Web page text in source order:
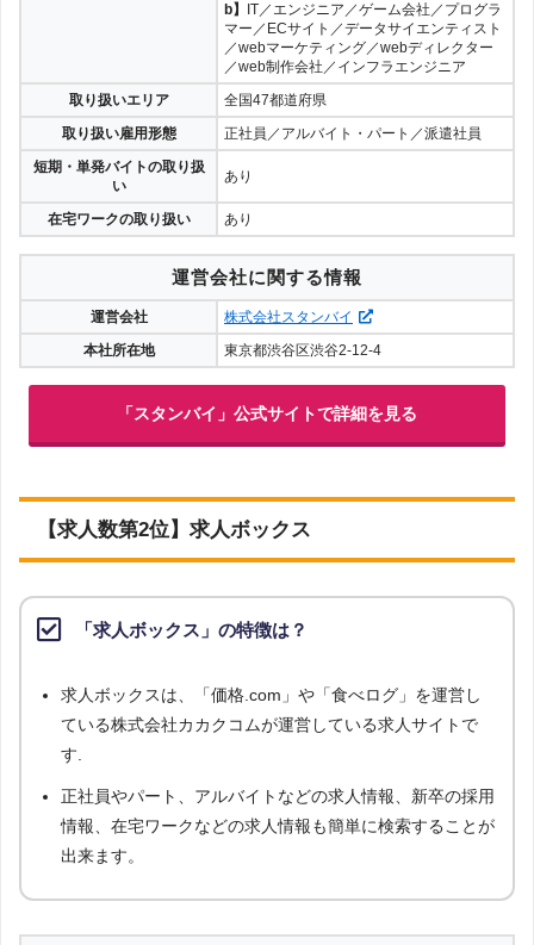
b】 IT／エンジニア／ゲーム会社／プログラ
マー／ECサイト／データサイエンティスト
／webマーケティング／webディレクター
／web制作会社／インフラエンジニア
取り扱いエリア
全国47都道府県
取り扱い雇用形態
正社員／アルバイト・パート／派遣社員
短期・単発バイトの取り扱
い
あり
在宅ワークの取り扱い あり
運営会社に関する情報
運営会社
株式会社スタンバイ
本社所在地
東京都渋谷区渋谷2-12-4
「スタンバイ」公式サイトで詳細を見る
【求人数第2位】求人ボックス
「求人ボックス」の特徴は？
求人ボックスは、「価格.com」や「食べログ」を運営し
ている株式会社カカクコムが運営している求人サイトで
す.
正社員やパート、アルバイトなどの求人情報、新卒の採用
情報、在宅ワークなどの求人情報も簡単に検索することが
出来ます。